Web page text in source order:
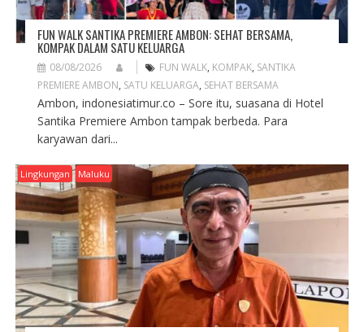
FUN WALK SANTIKA PREMIERE AMBON: SEHAT BERSAMA,
KOMPAK DALAM SATU KELUARGA
08/08/2026 FUN WALK, KOMPAK, SANTIKA
PREMIERE AMBON, SATU KELUARGA, SEHAT BERSAMA
Ambon, indonesiatimur.co – Sore itu, suasana di Hotel
Santika Premiere Ambon tampak berbeda. Para
karyawan dari...
Lingkungan Maluku